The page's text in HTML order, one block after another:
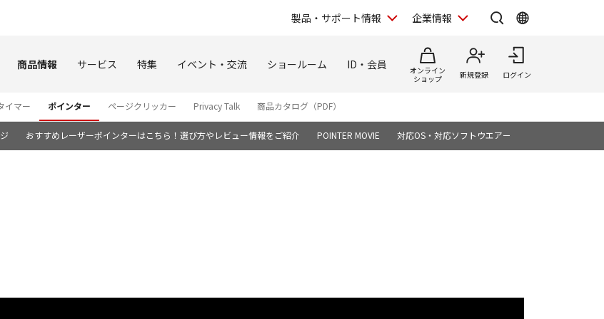
製品・サポート情報 企業情報
商品情報 サービス 特集 イベント・交流 ショールーム ID・会員
オンライン
ショップ
新規登録 ログイン
イマー ポインター ページクリッカー Privacy Talk 商品カタログ（PDF）
おすすめレーザーポインターはこちら！選び方やレビュー情報をご紹介 POINTER MOVIE 対応OS・対応ソフトウエア一覧